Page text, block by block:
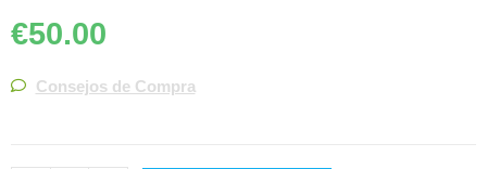
€50.00
Consejos de Compra